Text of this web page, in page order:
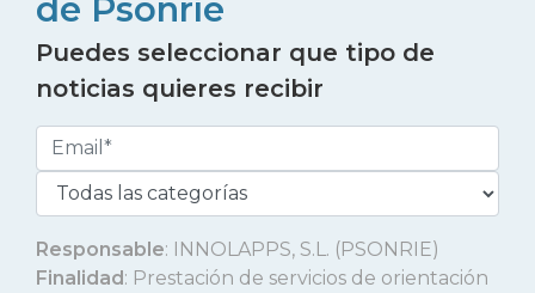
de Psonríe
Puedes seleccionar que tipo de
noticias quieres recibir
Responsable: INNOLAPPS, S.L. (PSONRIE)
Finalidad: Prestación de servicios de orientación